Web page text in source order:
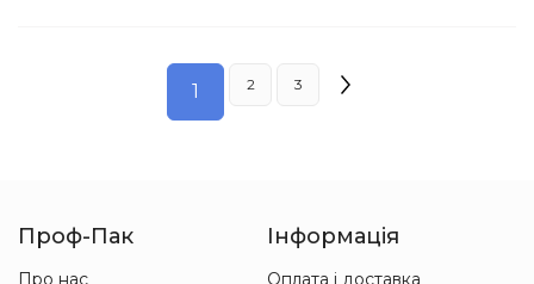
1 2 3
Проф-Пак
Про нас
Інформація
Оплата і доставка